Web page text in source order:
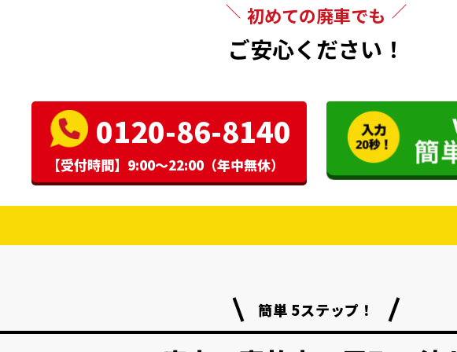
初めての廃車でも
ご安心ください！
0120-86-8140
【受付時間】9:00〜22:00（年中無休）
簡単 5ステップ！